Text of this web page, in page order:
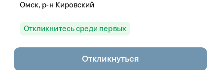
Омск, р-н Кировский
Откликнитесь среди первых
Откликнуться